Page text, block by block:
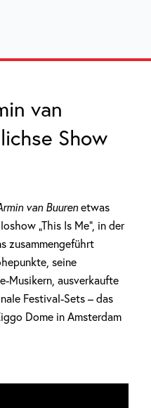
van
Show
van Buurenetwas
„This Is Me“, in der
zusammengeführt
seine
Musikern, ausverkaufte
Festival-Sets – das
Dome in Amsterdam